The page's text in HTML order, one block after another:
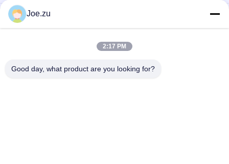
Luftquellen-Ozongenerator mit 2 g/h bis 200 g/h
Ozonproduktion mittels Koronaentladungstechnologie und
Edelstahlstruktur
Mobiler Stand-Ozonsterilisator mit 3 g/h und 5 g/h
Joe.zu
2:17 PM
Good day, what product are you looking for?